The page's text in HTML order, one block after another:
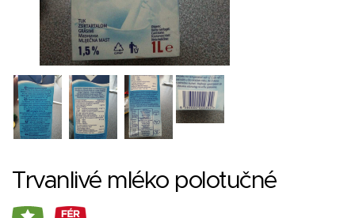
Trvanlivé mléko polotučné